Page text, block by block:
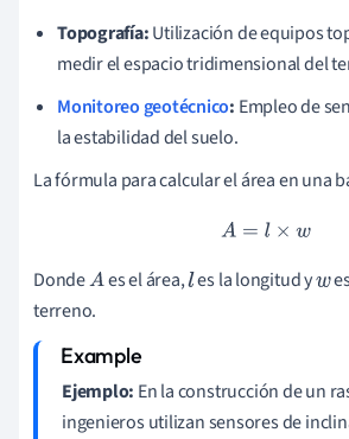
Topografía:Utilización de equipos
medir el espacio tridimensional del
Monitoreo geotécnico: Empleo de
la estabilidad del suelo.
La fórmula para calcular el área en una
A= l× w
DondeA es el área,les la longitud yw
terreno.
Ejemplo: En la construcción de un
ingenieros utilizan sensores de